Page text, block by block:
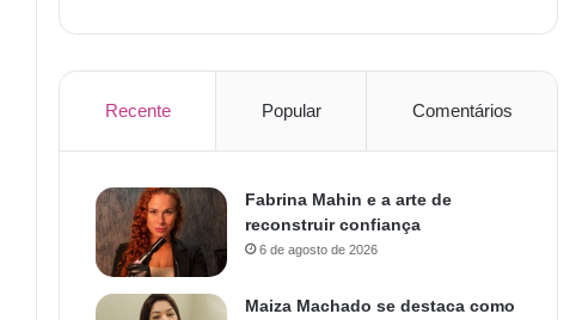
Recente Popular Comentários
Fabrina Mahin e a arte de
reconstruir confiança
6 de agosto de 2026
Maiza Machado se destaca como